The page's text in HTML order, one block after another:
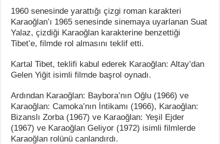
1960 senesinde yarattığı çizgi roman karakteri
Karaoğlan’ı 1965 senesinde sinemaya uyarlanan Suat
Yalaz, çizdiği Karaoğlan karakterine benzettiği
Tibet’e, filmde rol almasını teklif etti.
Kartal Tibet, teklifi kabul ederek Karaoğlan: Altay’dan
Gelen Yiğit isimli filmde başrol oynadı.
Ardından Karaoğlan: Baybora’nın Oğlu (1966) ve
Karaoğlan: Camoka’nın İntikamı (1966), Karaoğlan:
Bizanslı Zorba (1967) ve Karaoğlan: Yeşil Ejder
(1967) ve Karaoğlan Geliyor (1972) isimli filmlerde
Karaoğlan rolünü canlandırdı.